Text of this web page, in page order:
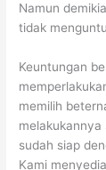
Namun
tidak
Keuntungan
memilih
sudah siap
Kami